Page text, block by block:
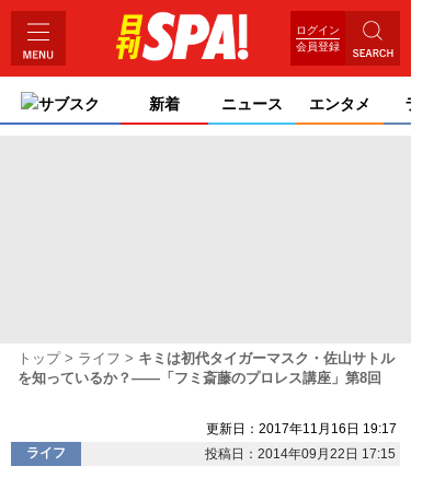
ログイン
会員登録
サブスク 新着 ニュース エンタメ ライ
トップ ライフ
キミは初代タイガーマスク・佐山サトル
を知っているか？――「フミ斎藤のプロレス講座」第8回
更新日：2017年11月16日 19:17
ライフ
投稿日：2014年09月22日 17:15